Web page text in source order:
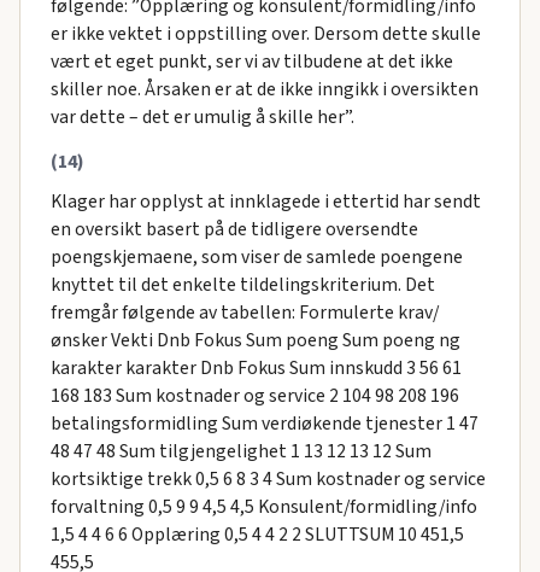
følgende: ”Opplæring og konsulent/formidling/info
er ikke vektet i oppstilling over. Dersom dette skulle
vært et eget punkt, ser vi av tilbudene at det ikke
skiller noe. Årsaken er at de ikke inngikk i oversikten
var dette – det er umulig å skille her”.
(14)
Klager har opplyst at innklagede i ettertid har sendt
en oversikt basert på de tidligere oversendte
poengskjemaene, som viser de samlede poengene
knyttet til det enkelte tildelingskriterium. Det
fremgår følgende av tabellen: Formulerte krav/
ønsker Vekti Dnb Fokus Sum poeng Sum poeng ng
karakter karakter Dnb Fokus Sum innskudd 3 56 61
168 183 Sum kostnader og service 2 104 98 208 196
betalingsformidling Sum verdiøkende tjenester 1 47
48 47 48 Sum tilgjengelighet 1 13 12 13 12 Sum
kortsiktige trekk 0,5 6 8 3 4 Sum kostnader og service
forvaltning 0,5 9 9 4,5 4,5 Konsulent/formidling/info
1,5 4 4 6 6 Opplæring 0,5 4 4 2 2 SLUTTSUM 10 451,5
455,5